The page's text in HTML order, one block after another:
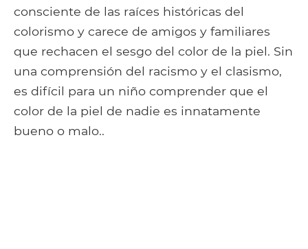
consciente de las raíces históricas del
colorismo y carece de amigos y familiares
que rechacen el sesgo del color de la piel. Sin
una comprensión del racismo y el clasismo,
es difícil para un niño comprender que el
color de la piel de nadie es innatamente
bueno o malo..